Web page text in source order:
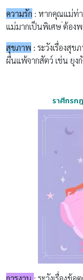
ความรัก : หากคุณแม่ท่
แม่มากเป็นพิเศษ ต้อง
สุขภาพ : ระวังเรื่องสุ
ผื่นแพ้จากสัตว์ เช่น ยุง
ราศีกรกฎ